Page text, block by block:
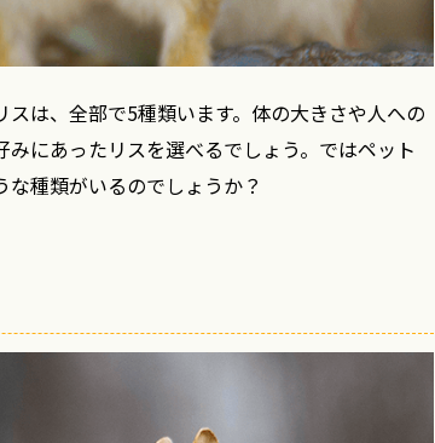
は、全部で5種類います。体の大きさや人への
にあったリスを選べるでしょう。ではペット
種類がいるのでしょうか？